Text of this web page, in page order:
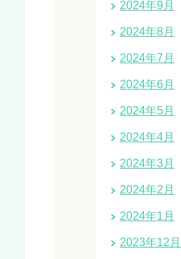
2024年9月
2024年8月
2024年7月
2024年6月
2024年5月
2024年4月
2024年3月
2024年2月
2024年1月
2023年12月